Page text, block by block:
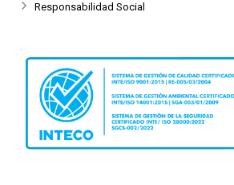
Responsabilidad Social